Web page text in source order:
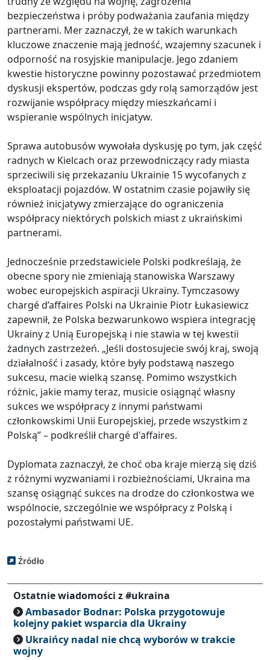
bezpieczeństwa i próby podważania zaufania między
partnerami. Mer zaznaczył, że w takich warunkach
kluczowe znaczenie mają jedność, wzajemny szacunek i
odporność na rosyjskie manipulacje. Jego zdaniem
kwestie historyczne powinny pozostawać przedmiotem
dyskusji ekspertów, podczas gdy rolą samorządów jest
rozwijanie współpracy między mieszkańcami i
wspieranie wspólnych inicjatyw.
Sprawa autobusów wywołała dyskusję po tym, jak część
radnych w Kielcach oraz przewodniczący rady miasta
sprzeciwili się przekazaniu Ukrainie 15 wycofanych z
eksploatacji pojazdów. W ostatnim czasie pojawiły się
również inicjatywy zmierzające do ograniczenia
współpracy niektórych polskich miast z ukraińskimi
partnerami.
Jednocześnie przedstawiciele Polski podkreślają, że
obecne spory nie zmieniają stanowiska Warszawy
wobec europejskich aspiracji Ukrainy. Tymczasowy
chargé d’affaires Polski na Ukrainie Piotr Łukasiewicz
zapewnił, że Polska bezwarunkowo wspiera integrację
Ukrainy z Unią Europejską i nie stawia w tej kwestii
żadnych zastrzeżeń. „Jeśli dostosujecie swój kraj, swoją
działalność i zasady, które były podstawą naszego
sukcesu, macie wielką szansę. Pomimo wszystkich
różnic, jakie mamy teraz, musicie osiągnąć własny
sukces we współpracy z innymi państwami
członkowskimi Unii Europejskiej, przede wszystkim z
Polską” – podkreślił chargé d'affaires.
Dyplomata zaznaczył, że choć oba kraje mierzą się dziś
z różnymi wyzwaniami i rozbieżnościami, Ukraina ma
szansę osiągnąć sukces na drodze do członkostwa we
wspólnocie, szczególnie we współpracy z Polską i
pozostałymi państwami UE.
Źródło
Ostatnie wiadomości z #ukraina
Ambasador Bodnar: Polska przygotowuje
kolejny pakiet wsparcia dla Ukrainy
Ukraińcy nadal nie chcą wyborów w trakcie
wojny